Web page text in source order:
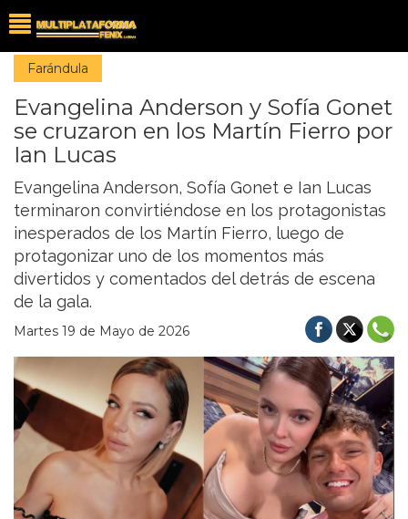
Farándula
Evangelina Anderson y Sofía Gonet
se cruzaron en los Martín Fierro por
Ian Lucas
Evangelina Anderson, Sofía Gonet e Ian Lucas
terminaron convirtiéndose en los protagonistas
inesperados de los Martín Fierro, luego de
protagonizar uno de los momentos más
divertidos y comentados del detrás de escena
de la gala.
Martes 19 de Mayo de 2026